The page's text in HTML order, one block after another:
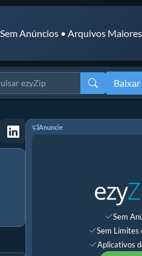
Anúncios • Arquivos Maiores
Baixar
Anuncie
Sem
Sem Limites
Aplicativos